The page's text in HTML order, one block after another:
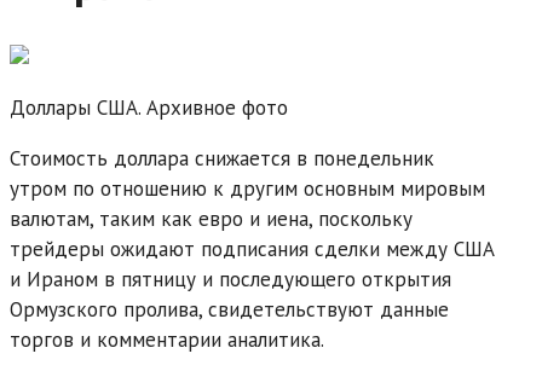
Доллары США. Архивное фото
Стоимость доллара снижается в понедельник
утром по отношению к другим основным мировым
валютам, таким как евро и иена, поскольку
трейдеры ожидают подписания сделки между США
и Ираном в пятницу и последующего открытия
Ормузского пролива, свидетельствуют данные
торгов и комментарии аналитика.